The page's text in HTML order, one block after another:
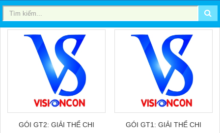
GÓI GT2: GIẢI THỂ CHI
GÓI GT1: GIẢI THỂ CHI